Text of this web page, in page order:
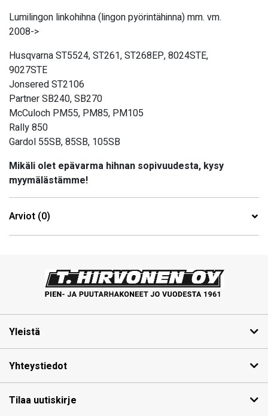
Lumilingon linkohihna (lingon pyörintähinna) mm. vm.
2008->
Husqvarna ST5524, ST261, ST268EP, 8024STE,
9027STE
Jonsered ST2106
Partner SB240, SB270
McCuloch PM55, PM85, PM105
Rally 850
Gardol 55SB, 85SB, 105SB
Mikäli olet epävarma hihnan sopivuudesta, kysy
myymälästämme!
Arviot (0)
Yleistä
Yhteystiedot
Tilaa uutiskirje